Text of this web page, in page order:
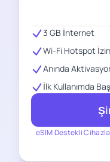
eSIM Destekli
3 GB İnternet
Wi-Fi Hotspot
Anında
İlk Kullanımda